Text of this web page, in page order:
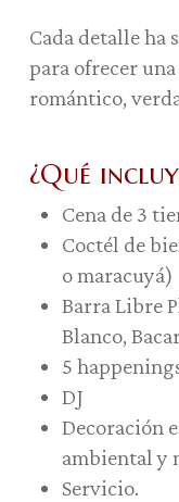
Cada detalle ha
para ofrecer
romántico,
¿Qué
Cena de 3
Coctél de
o maracuyá)
Barra Libre
Blanco,
5
DJ
Decoración
ambiental y
Servicio.